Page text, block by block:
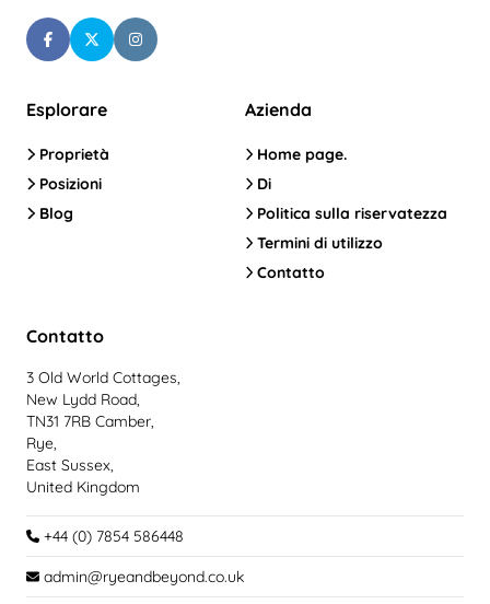
Esplorare
Proprietà
Posizioni
Blog
Azienda
Home page.
Di
Politica sulla riservatezza
Termini di utilizzo
Contatto
Contatto
3 Old World Cottages,
New Lydd Road,
TN31 7RB Camber,
Rye,
East Sussex,
United Kingdom
+44 (0) 7854 586448
admin@ryeandbeyond.co.uk